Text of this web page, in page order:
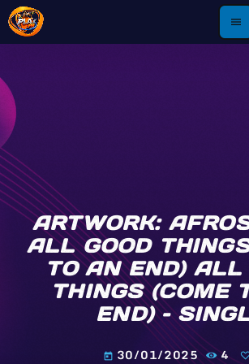
menu
ARTWORK:
ALL GOOD
TO AN END) ALL
THINGS (COME
END) –
today 30/01/2025 4